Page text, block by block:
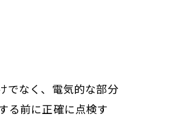
でなく、電気的な部分
る前に正確に点検す